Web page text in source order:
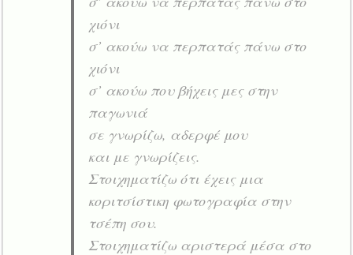
χιόνι
σ’ ακούω να περπατάς πάνω στο
χιόνι
σ’ ακούω που βήχεις μες στην
παγωνιά
σε γνωρίζω, αδερφέ μου
και με γνωρίζεις.
Στοιχηματίζω ότι έχεις μια
κοριτσίστικη φωτογραφία στην
τσέπη σου.
Στοιχηματίζω αριστερά μέσα στο